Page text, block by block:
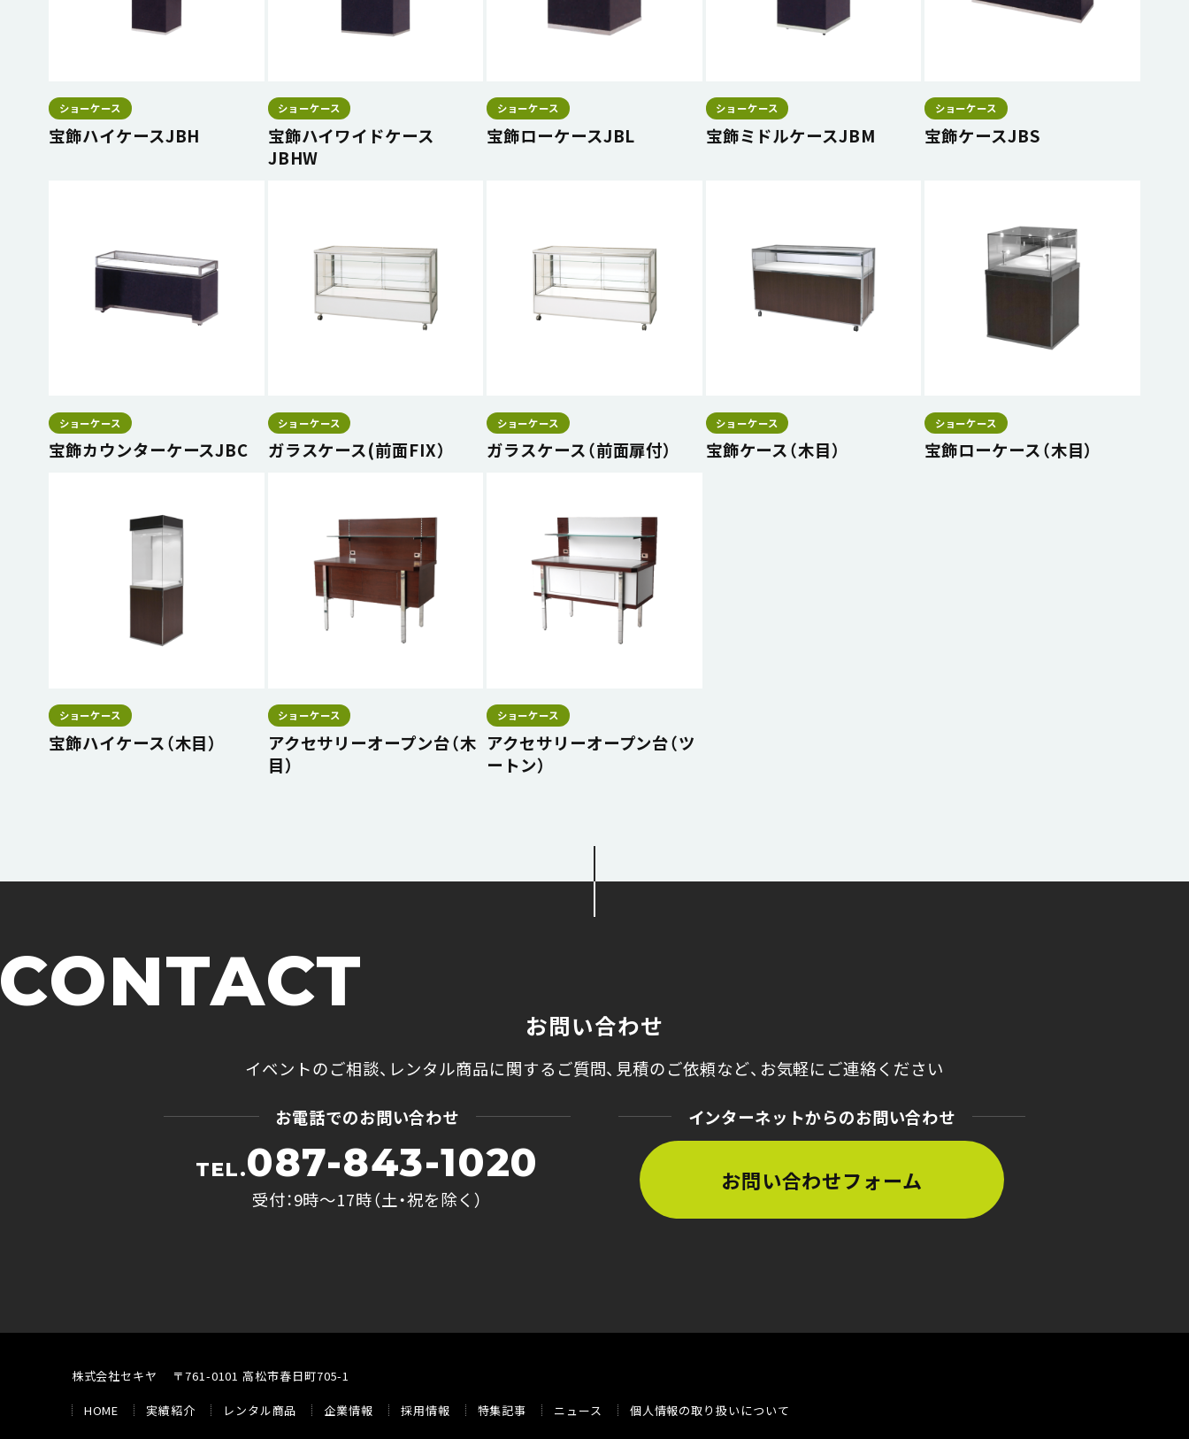
ショーケース
宝飾ハイケースJBH
ショーケース
宝飾ハイワイドケース
JBHW
ショーケース
宝飾ローケースJBL
ショーケース
宝飾ミドルケースJBM
ショーケース
宝飾ケースJBS
ショーケース
宝飾カウンターケースJBC
ショーケース
ガラスケース(前面FIX）
ショーケース
ガラスケース（前面扉付）
ショーケース
宝飾ケース（木目）
ショーケース
宝飾ローケース（木目）
ショーケース
宝飾ハイケース（木目）
ショーケース
アクセサリーオープン台（木
目）
ショーケース
アクセサリーオープン台（ツ
ートン）
お問い合わせ
イベントのご相談、 レンタル商品に関するご質問、 見積のご依頼など、 お気軽にご連絡ください
お電話でのお問い合わせ
TEL.087-843-1020
受付：9時〜17時（土・祝を除く）
インターネットからのお問い合わせ
お問い合わせフォーム
株式会社セキヤ 〒761-0101 高松市春日町705-1
HOME 実績紹介 レンタル商品 企業情報 採用情報 特集記事 ニュース 個人情報の取り扱いについて